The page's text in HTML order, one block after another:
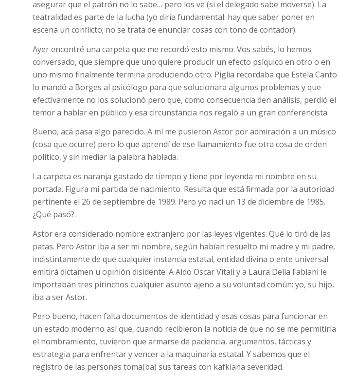
asegurar que el patrón no lo sabe… pero los ve (si el delegado sabe moverse). La
teatralidad es parte de la lucha (yo diría fundamental: hay que saber poner en
escena un conflicto; no se trata de enunciar cosas con tono de contador).
Ayer encontré una carpeta que me recordó esto mismo. Vos sabés, lo hemos
conversado, que siempre que uno quiere producir un efecto psíquico en otro o en
uno mismo finalmente termina produciendo otro. Piglia recordaba que Estela Canto
lo mandó a Borges al psicólogo para que solucionara algunos problemas y que
efectivamente no los solucionó pero que, como consecuencia den análisis, perdió el
temor a hablar en público y esa circunstancia nos regaló a un gran conferencista.
Bueno, acá pasa algo parecido. A mí me pusieron Astor por admiración a un músico
(cosa que ocurre) pero lo que aprendí de ese llamamiento fue otra cosa de orden
político, y sin mediar la palabra hablada.
La carpeta es naranja gastado de tiempo y tiene por leyenda mi nombre en su
portada. Figura mi partida de nacimiento. Resulta que está firmada por la autoridad
pertinente el 26 de septiembre de 1989. Pero yo nací un 13 de diciembre de 1985.
¿Qué pasó?.
Astor era considerado nombre extranjero por las leyes vigentes. Qué lo tiró de las
patas. Pero Astor iba a ser mi nombre, según habían resuelto mi madre y mi padre,
indistintamente de que cualquier instancia estatal, entidad divina o ente universal
emitirá dictamen u opinión disidente. A Aldo Oscar Vitali y a Laura Delia Fabiani le
importaban tres pirinchos cualquier asunto ajeno a su voluntad común: yo, su hijo,
iba a ser Astor.
Pero bueno, hacen falta documentos de identidad y esas cosas para funcionar en
un estado moderno así que, cuando recibieron la noticia de que no se me permitiría
el nombramiento, tuvieron que armarse de paciencia, argumentos, tácticas y
estrategia para enfrentar y vencer a la maquinaria estatal. Y sabemos que el
registro de las personas toma(ba) sus tareas con kafkiana severidad.